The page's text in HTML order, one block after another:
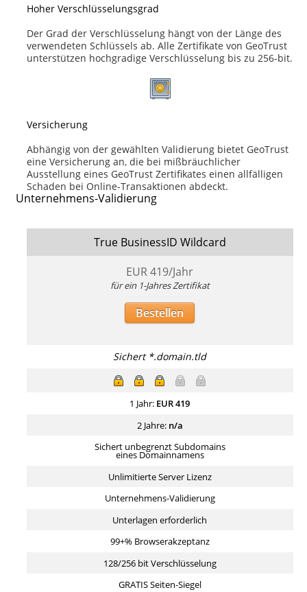
Hoher Verschlüsselungsgrad
Der Grad der Verschlüsselung hängt von der Länge des
verwendeten Schlüssels ab. Alle Zertifikate von GeoTrust
unterstützen hochgradige Verschlüsselung bis zu 256-bit.
Versicherung
Abhängig von der gewählten Validierung bietet GeoTrust
eine Versicherung an, die bei mißbräuchlicher
Ausstellung eines GeoTrust Zertifikates einen allfälligen
Schaden bei Online-Transaktionen abdeckt.
Unternehmens-Validierung
True BusinessID Wildcard
EUR419/Jahr
für ein 1-Jahres Zertifikat
Bestellen
Sichert *.domain.tld
1 Jahr: EUR419
2 Jahre: n/a
Sichert unbegrenzt Subdomains
eines Domainnamens
Unlimitierte Server Lizenz
Unternehmens-Validierung
Unterlagen erforderlich
99+% Browserakzeptanz
128/256 bit Verschlüsselung
GRATIS Seiten-Siegel